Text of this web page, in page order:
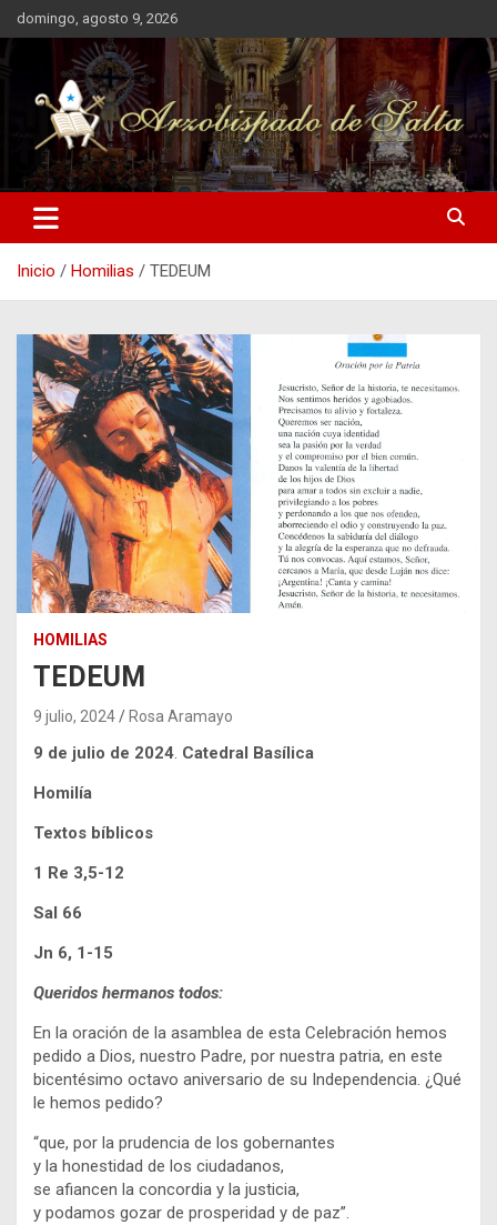
Saltar
al
contenido
domingo, agosto 9, 2026
Arzobispado de Salta
Arzobispado de Salta
Inicio Homilias TEDEUM
HOMILIAS
TEDEUM
9 julio, 2024 Rosa Aramayo
9 de julio de 2024. Catedral Basílica
Homilía
Textos bíblicos
1 Re 3,5-12
Sal 66
Jn 6, 1-15
Queridos hermanos todos:
En la oración de la asamblea de esta Celebración hemos
pedido a Dios, nuestro Padre, por nuestra patria, en este
bicentésimo octavo aniversario de su Independencia. ¿Qué
le hemos pedido?
“que, por la prudencia de los gobernantes
y la honestidad de los ciudadanos,
se afiancen la concordia y la justicia,
y podamos gozar de prosperidad y de paz”.